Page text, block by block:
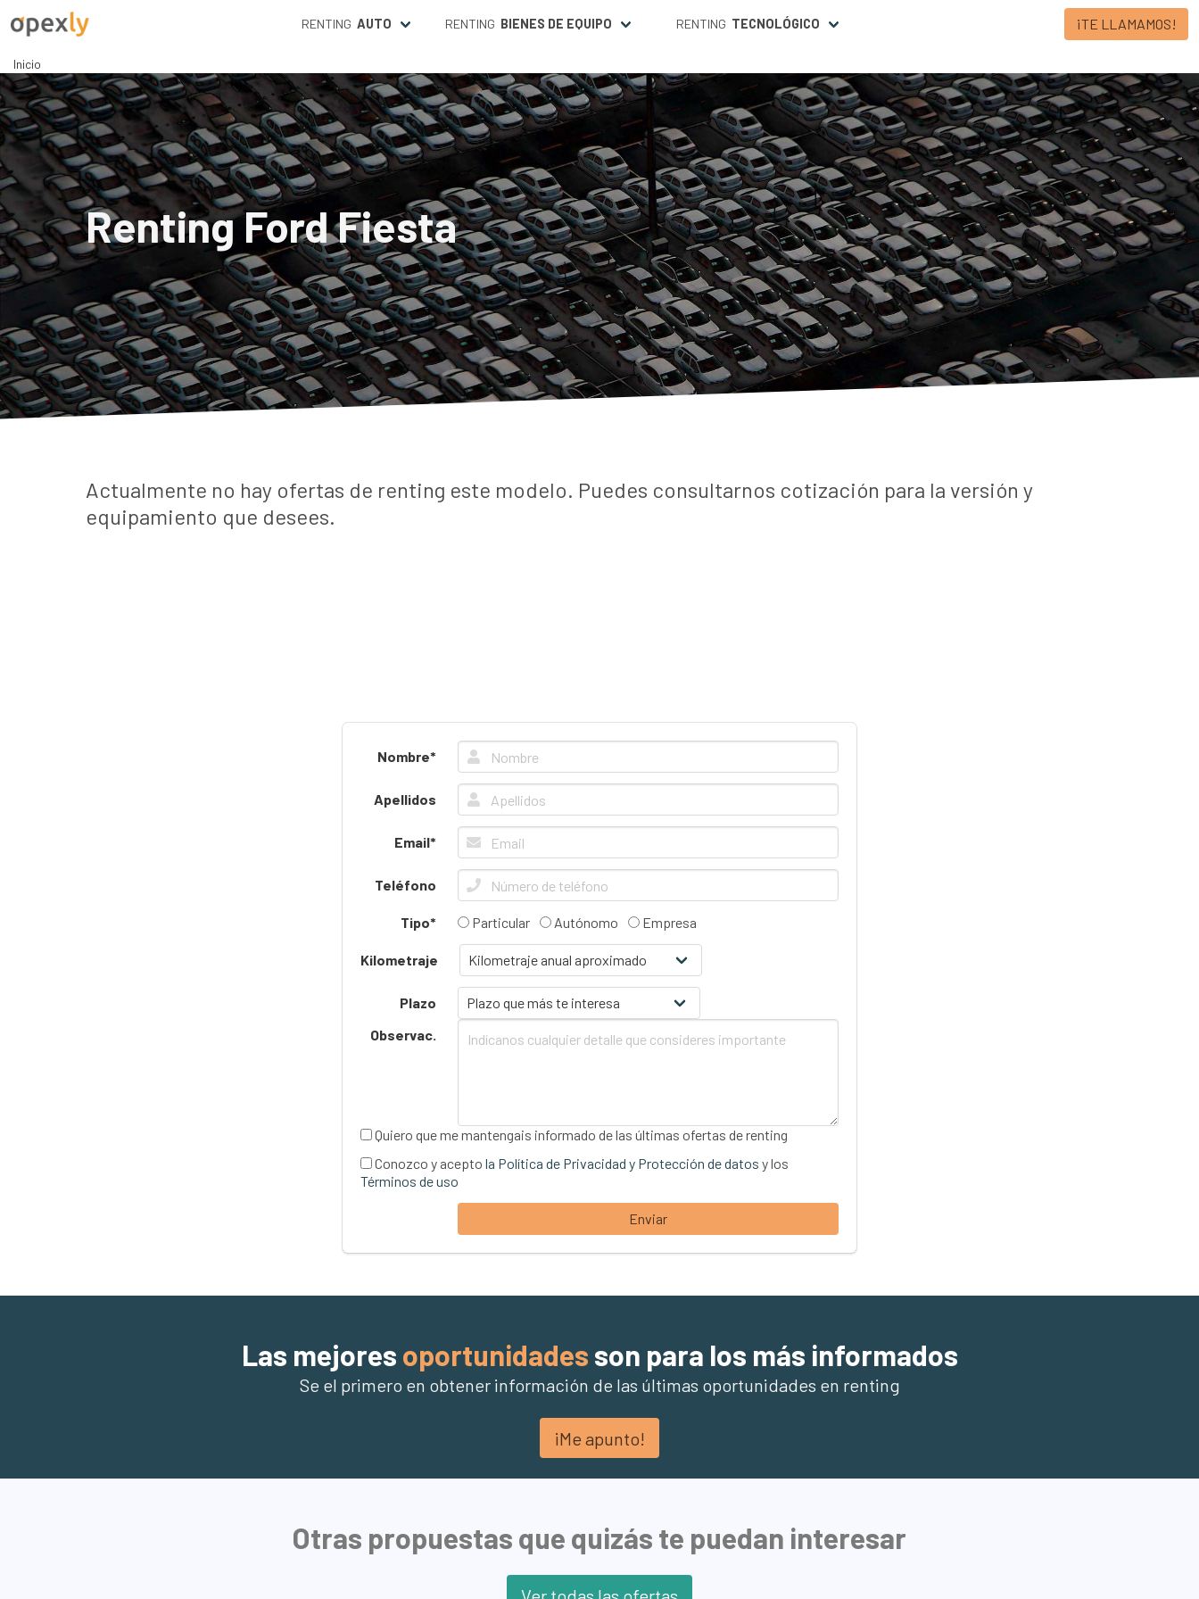
RENTING AUTO RENTING BIENES DE EQUIPO RENTING TECNOLÓGICO ¡TE LLAMAMOS!
Inicio
Renting Ford Fiesta
Actualmente no hay ofertas de renting este modelo. Puedes consultarnos cotización para la versión y
equipamiento que desees.
Nombre*
Apellidos
Email*
Teléfono
Tipo* Particular Autónomo Empresa
Kilometraje
Plazo
Observac.
Quiero que me mantengais informado de las últimas ofertas de renting
Conozco y acepto la Política de Privacidad y Protección de datos y los
Términos de uso
Enviar
Las mejores oportunidades son para los más informados
Se el primero en obtener información de las últimas oportunidades en renting
¡Me apunto!
Otras propuestas que quizás te puedan interesar